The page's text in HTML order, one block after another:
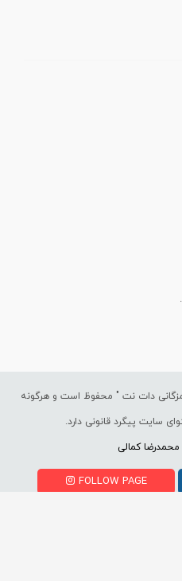
دات نت " محفوظ است و هرگونه
سایت پیگرد قانونی دارد.
محمدرضا کمالی
FOLLOW PAGE